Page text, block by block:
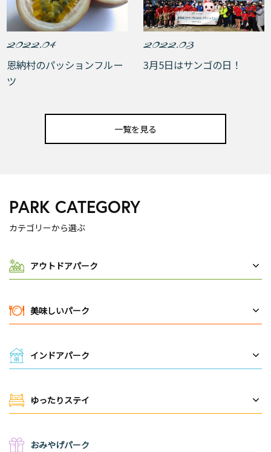
2022.04
恩納村のパッションフルー
ツ
2022.03
3月5日はサンゴの日！
一覧を見る
PARK CATEGORY
カテゴリーから選ぶ
アウトドアパーク
美味しいパーク
インドアパーク
ゆったりステイ
おみやげパーク